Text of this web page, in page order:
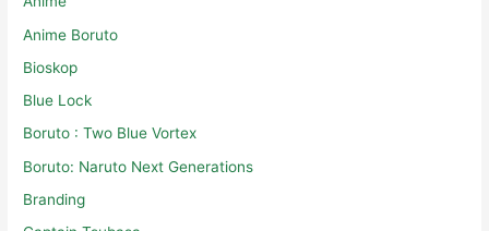
Anime Boruto
Bioskop
Blue Lock
Boruto : Two Blue Vortex
Boruto: Naruto Next Generations
Branding
Captain Tsubasa